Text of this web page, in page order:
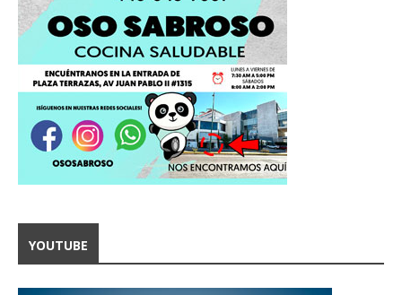
YOUTUBE